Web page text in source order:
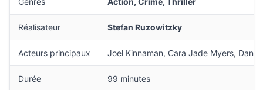
Réalisateur Stefan Ruzowitzky
Acteurs principaux Joel Kinnaman, Cara Jade Myers,
Durée 99 minutes